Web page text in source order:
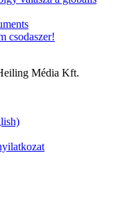
csodaszer!
Média Kft.